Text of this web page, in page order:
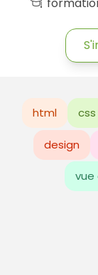
html css
design
vue